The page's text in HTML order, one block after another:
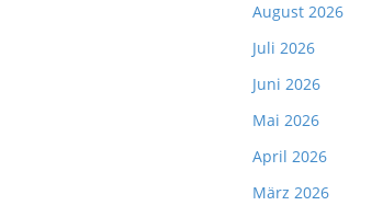
August 2026
Juli 2026
Juni 2026
Mai 2026
April 2026
März 2026